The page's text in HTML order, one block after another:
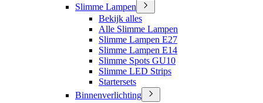
Slimme Lampen
Bekijk alles
Alle Slimme Lampen
Slimme Lampen E27
Slimme Lampen E14
Slimme Spots GU10
Slimme LED Strips
Startersets
Binnenverlichting